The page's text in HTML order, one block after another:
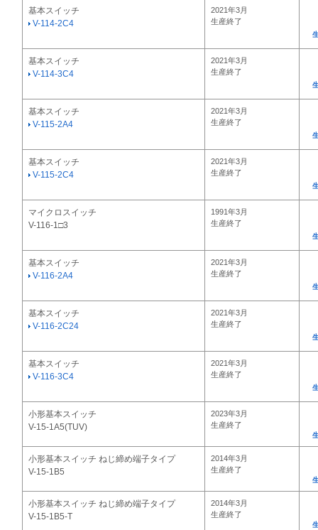
基本スイッチ
V-114-2C4
2021年3月
生産終了
基本スイッチ
V-114-3C4
2021年3月
生産終了
基本スイッチ
V-115-2A4
2021年3月
生産終了
基本スイッチ
V-115-2C4
2021年3月
生産終了
マイクロスイッチ
V-116-1□3
1991年3月
生産終了
基本スイッチ
V-116-2A4
2021年3月
生産終了
基本スイッチ
V-116-2C24
2021年3月
生産終了
基本スイッチ
V-116-3C4
2021年3月
生産終了
小形基本スイッチ
V-15-1A5(TUV)
2023年3月
生産終了
小形基本スイッチ ねじ締め端子タイプ
V-15-1B5
2014年3月
生産終了
小形基本スイッチ ねじ締め端子タイプ
V-15-1B5-T
2014年3月
生産終了